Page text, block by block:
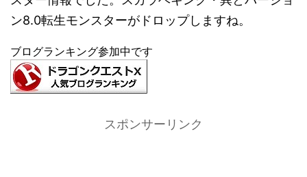
ン8.0転生モンスターがドロップしますね。
ブログランキング参加中です
スポンサーリンク